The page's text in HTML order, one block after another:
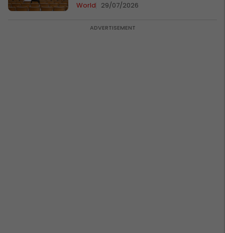
World 29/07/2026